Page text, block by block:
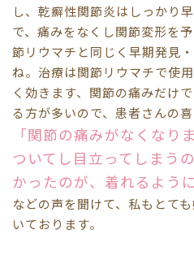
し、乾癬性関節炎はしっかり
で、痛みをなくし関節変形を
節リウマチと同じく早期発見
ね。治療は関節リウマチで使
く効きます、関節の痛みだけ
る方が多いので、患者さんの喜
「関節の痛みがなくなり
ついてし目立ってしまう
かったのが、着れるよう
などの声を聞けて、私もとて
いております。